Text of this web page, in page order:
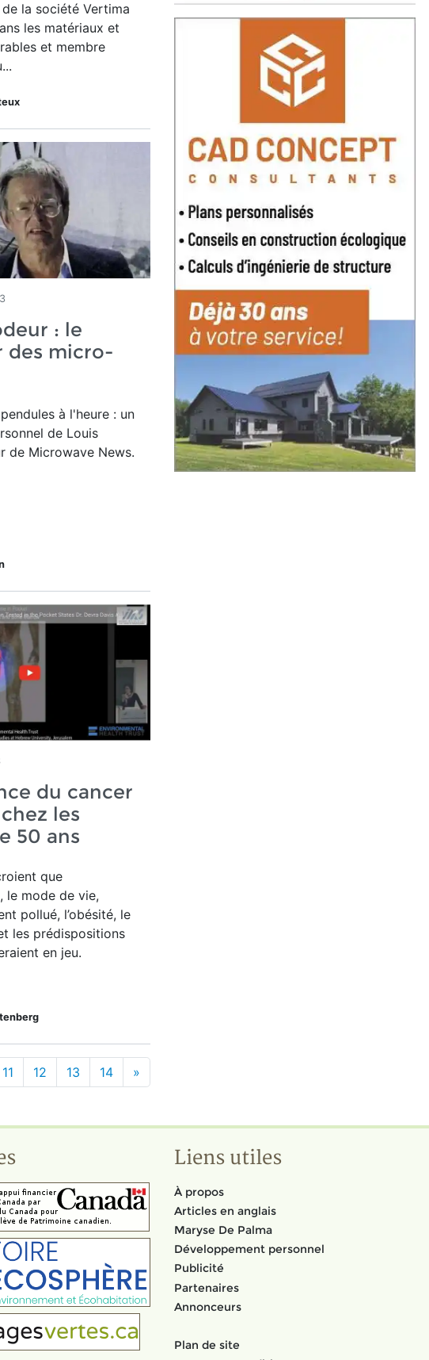
la société Vertima
les matériaux et
et membre
: le
des micro-
à l'heure : un
de Louis
de Microwave News.
du cancer
les
50 ans
que
le mode de vie,
pollué, l’obésité, le
les prédispositions
en jeu.
11 12 13 14 »
Liens utiles
À propos
Articles en anglais
Maryse De Palma
Développement personnel
Publicité
Partenaires
Annonceurs
Plan de site